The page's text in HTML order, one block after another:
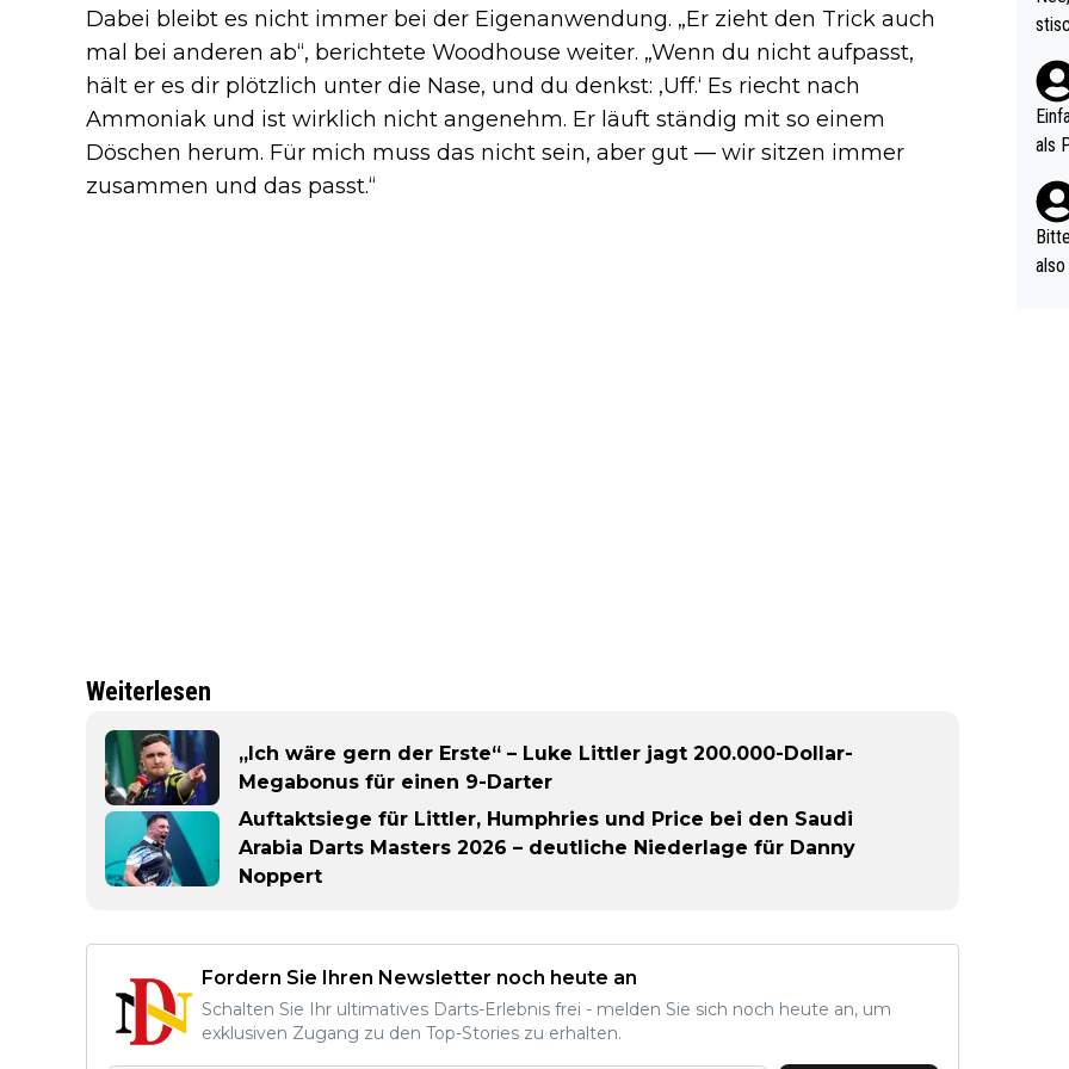
Dabei bleibt es nicht immer bei der Eigenanwendung. „Er zieht den Trick auch
mal bei anderen ab“, berichtete Woodhouse weiter. „Wenn du nicht aufpasst,
hält er es dir plötzlich unter die Nase, und du denkst: ‚Uff.‘ Es riecht nach
Ammoniak und ist wirklich nicht angenehm. Er läuft ständig mit so einem
Döschen herum. Für mich muss das nicht sein, aber gut — wir sitzen immer
zusammen und das passt.“
Weiterlesen
„Ich wäre gern der Erste“ – Luke Littler jagt 200.000-Dollar-
Megabonus für einen 9-Darter
Auftaktsiege für Littler, Humphries und Price bei den Saudi
Arabia Darts Masters 2026 – deutliche Niederlage für Danny
Noppert
Fordern Sie Ihren Newsletter noch heute an
Schalten Sie Ihr ultimatives Darts-Erlebnis frei - melden Sie sich noch heute an, um
exklusiven Zugang zu den Top-Stories zu erhalten.
(in
als
nes
ttler
vV
als